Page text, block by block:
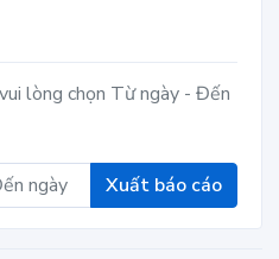
lòng chọn Từ ngày - Đến
Xuất báo cáo